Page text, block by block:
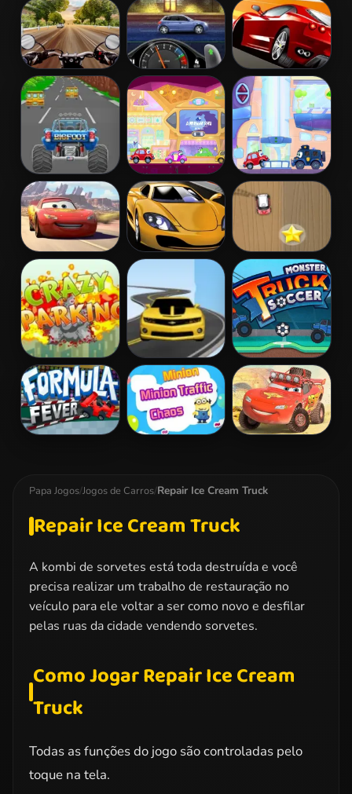
Madmen Racing Wheely 4 -
Time Travel
Wheely 5 -
Armageddon
Highway Rider
Extreme
StreetRace
Fury
Chase Racing
Cars
Turbotastic Wheely 6:
Fairytale
Wheely 7:
Detective
Lightnings Off
Road Training Booster
Mini Race Rush
Crazy Parking Road Racer Monster Truck
Soccer
Papa Jogos/Jogos de Carros/Repair Ice Cream Truck
Repair Ice Cream Truck
A kombi de sorvetes está toda destruída e você
precisa realizar um trabalho de restauração no
veículo para ele voltar a ser como novo e desfilar
pelas ruas da cidade vendendo sorvetes.
Como Jogar Repair Ice Cream
Truck
Todas as funções do jogo são controladas pelo
toque na tela.